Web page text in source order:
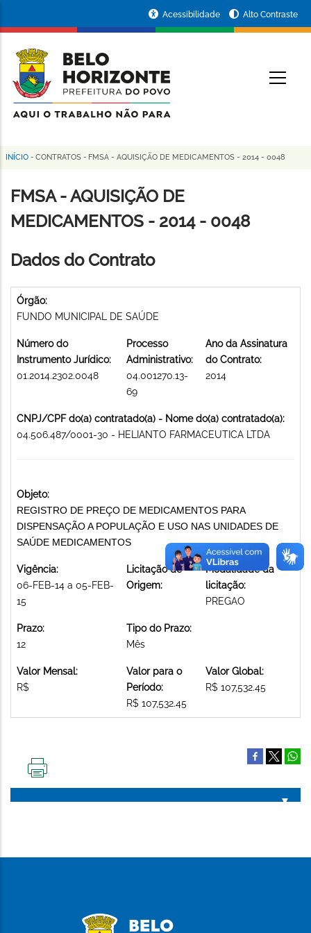
conteúdo
principal
da
Prefeitura
de
Horizonte
Acessibilidade Alto Contraste
Trilha
de
navegação
INÍCIO - CONTRATOS - FMSA - AQUISIÇÃO DE MEDICAMENTOS - 2014 - 0048
FMSA - AQUISIÇÃO DE
MEDICAMENTOS - 2014 - 0048
Dados do Contrato
Órgão:
FUNDO MUNICIPAL DE SAÚDE
Número do
Instrumento Jurídico:
01.2014.2302.0048
Processo
Administrativo:
04.001270.13-
69
Ano da Assinatura
do Contrato:
2014
CNPJ/CPF do(a) contratado(a) - Nome do(a) contratado(a):
04.506.487/0001-30 - HELIANTO FARMACEUTICA LTDA
Objeto:
REGISTRO DE PREÇO DE MEDICAMENTOS PARA
DISPENSAÇÃO A POPULAÇÃO E USO NAS UNIDADES DE
SAÚDE MEDICAMENTOS
Vigência:
06-FEB-14 a 05-FEB-
15
Licitação de
Origem:
Modalidade da
licitação:
PREGAO
Prazo:
12
Tipo do Prazo:
Mês
Valor Mensal:
R$
Valor para o
Período:
R$ 107,532.45
Valor Global:
R$ 107,532.45
PÁGINA